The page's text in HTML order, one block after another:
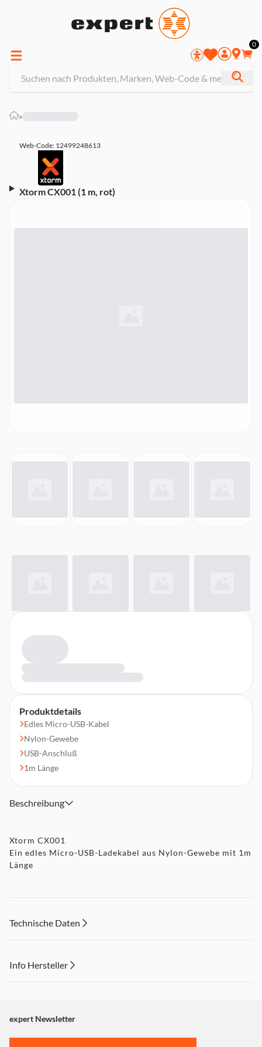
0
»
Web-Code: 12499248613
Xtorm CX001 (1 m, rot)
Produktdetails
Edles Micro-USB-Kabel
Nylon-Gewebe
USB-Anschluß
1m Länge
Beschreibung
Xtorm CX001
Ein edles Micro-USB-Ladekabel aus Nylon-Gewebe mit 1m
Länge
Technische Daten
Info Hersteller
"Marketing".
Einstellungen anpassen
expert Newsletter